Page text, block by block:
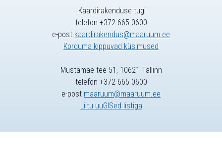
Kaardirakenduse tugi
telefon +372 665 0600
e-post kaardirakendus@maaruum.ee
Korduma kippuvad küsimused
Mustamäe tee 51, 10621 Tallinn
telefon +372 665 0600
e-post maaruum@maaruum.ee
Liitu uuGISed listiga